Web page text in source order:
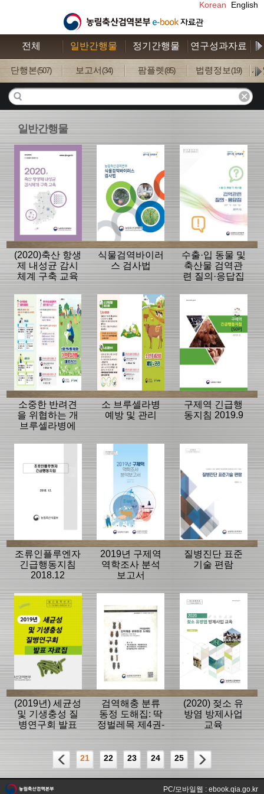
Korean English
전체 일반간행물 정기간행물 연구성과자료
단행본(507) 보고서 (34) 팜플렛 (85) 법령정보(19) 사
일반간행물
(2020)축산 항생
제 내성균 감시
체계 구축 교육
식물검역바이러
스 검사법
수출·입 동물 및
축산물 검역관
련 질의·응답집
소중한 반려견
을 위협하는 개
브루셀라병에
요
소 브루셀라병
예방 및 관리
구제역 긴급행
동지침 2019.9
조류인플루엔자
긴급행동지침
2018.12
2019년 구제역
역학조사 분석
보고서
질병진단 표준
기술 편람
(2019년) 세균성
및 기생충성 질
병연구회 발표
검역해충 분류
동정 도해집: 딱
정벌레목 제4권-
통나무좀상과,
비단벌레상과,
방아벌레상과의
(2020) 젖소 유
방염 방제사업
교육
21 22 23 24 25
PC/모바일웹 : ebook.qia.go.kr